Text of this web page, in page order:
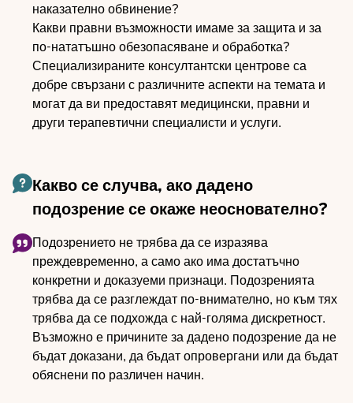
наказателно обвинение?
Какви правни възможности имаме за защита и за
по-нататъшно обезопасяване и обработка?
Специализираните консултантски центрове са
добре свързани с различните аспекти на темата и
могат да ви предоставят медицински, правни и
други терапевтични специалисти и услуги.
Какво се случва, ако дадено
подозрение се окаже неоснователно?
Подозрението не трябва да се изразява
преждевременно, а само ако има достатъчно
конкретни и доказуеми признаци. Подозренията
трябва да се разглеждат по-внимателно, но към тях
трябва да се подхожда с най-голяма дискретност.
Възможно е причините за дадено подозрение да не
бъдат доказани, да бъдат опровергани или да бъдат
обяснени по различен начин.